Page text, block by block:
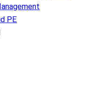
PE